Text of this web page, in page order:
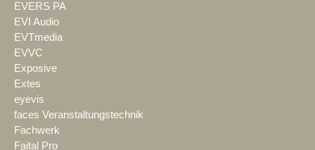
EVERS PA
EVI Audio
EVTmedia
EVVC
Exposive
Extes
eyevis
faces Veranstaltungstechnik
Fachwerk
Faital Pro